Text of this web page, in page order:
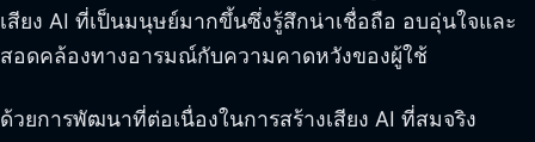
เสียง AI ที่เป็นมนุษย์มากขึ้นซึ่งรู้สึกน่าเชื่อถือ อบอุ่นใจและ
สอดคล้องทางอารมณ์กับความคาดหวังของผู้ใช้
ด้วยการพัฒนาที่ต่อเนื่องในการสร้างเสียง AI ที่สมจริง